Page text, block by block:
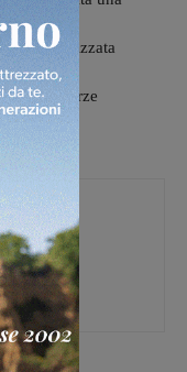
organizzata
delle forze